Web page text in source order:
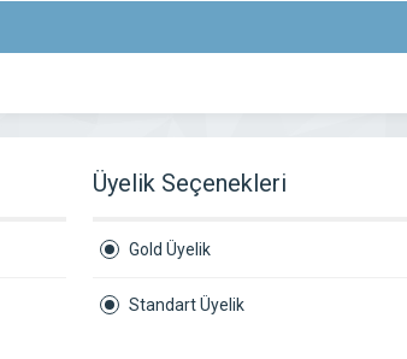
Üyelik Seçenekleri
Gold Üyelik
Standart Üyelik